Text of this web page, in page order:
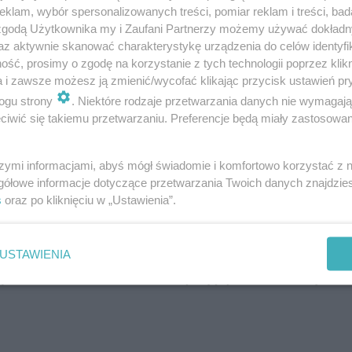
Kielce na meczu z Widzewem Łódź
Haven Sport & Art Complex” które powstaje z ramienia
zostały uratowane z niewolnictwa lub których
mowa ma służyć właśnie dzieciom z naszej szkoły
wraz z początkiem tego roku i postępują zgodnie z
budowy oraz koordynacji prac budowlanych na
terminowość robót, prowadzenie prac zgodnie z
z założeniami projektu. Dla mnie to zwykła
w Polsce, natomiast w innym języku, klimacie i
wybór spersonalizowanych treści, pomiar reklam i treści,
Użytkownika my i Zaufani Partnerzy możemy używać
aktywnie skanować charakterystykę urządzenia do celów
prosimy o zgodę na korzystanie z tych technologii poprzez
i zawsze możesz ją zmienić/wycofać klikając przycisk ustawień
strony
. Niektóre rodzaje przetwarzania danych nie
się takiemu przetwarzaniu. Preferencje będą miały
informacjami, abyś mógł świadomie i komfortowo korzystać z
informacje dotyczące przetwarzania Twoich danych
oraz po kliknięciu w „Ustawienia”.
USTAWIENIA